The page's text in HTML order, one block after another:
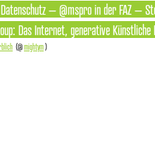
– @mspro in der FAZ –
Das Internet, generative
(@mightym)